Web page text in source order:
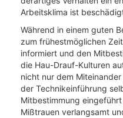
Arbeitsklima ist
Während in einem guten
zum frühestmöglichen
informiert und den
die Hau-Drauf-Kulturen
nicht nur dem
der Technikeinführung
Mitbestimmung
Mißtrauen verlangsamt